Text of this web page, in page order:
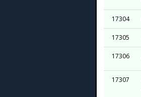
17304
17305
17306
17307